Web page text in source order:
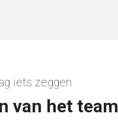
iets zeggen
van het team